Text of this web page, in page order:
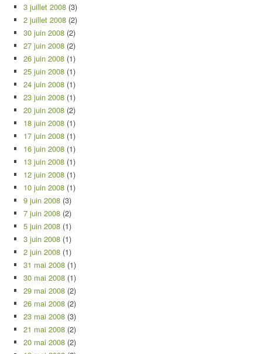
3 juillet 2008 (3)
2 juillet 2008 (2)
30 juin 2008 (2)
27 juin 2008 (2)
26 juin 2008 (1)
25 juin 2008 (1)
24 juin 2008 (1)
23 juin 2008 (1)
20 juin 2008 (2)
18 juin 2008 (1)
17 juin 2008 (1)
16 juin 2008 (1)
13 juin 2008 (1)
12 juin 2008 (1)
10 juin 2008 (1)
9 juin 2008 (3)
7 juin 2008 (2)
5 juin 2008 (1)
3 juin 2008 (1)
2 juin 2008 (1)
31 mai 2008 (1)
30 mai 2008 (1)
29 mai 2008 (2)
26 mai 2008 (2)
23 mai 2008 (3)
21 mai 2008 (2)
20 mai 2008 (2)